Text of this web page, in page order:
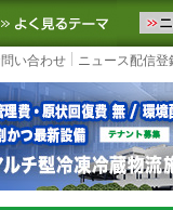
ースをお届けしま
お気に入りに追加 よく
い合わせ ニュース配信登